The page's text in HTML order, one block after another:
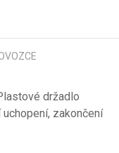
držadlo
zakončení